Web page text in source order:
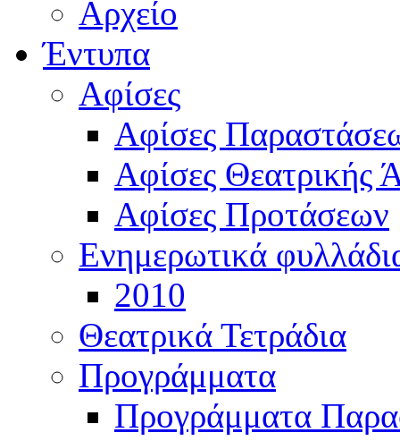
Αρχείο
Έντυπα
Αφίσες
Αφίσες
Αφίσες Θεατρικής
Αφίσες Προτάσεων
Ενημερωτικά
2010
Θεατρικά Τετράδια
Προγράμματα
Προγράμματα